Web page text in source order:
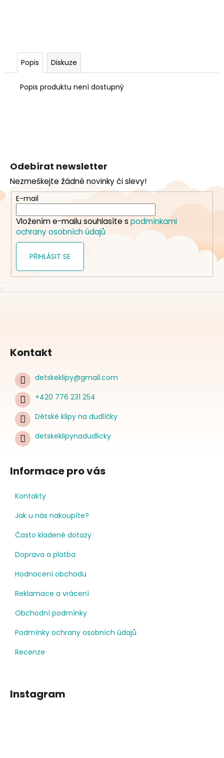
Popis Diskuze
Popis produktu není dostupný
a
t
Odebírat newsletter
Nezmeškejte žádné novinky či slevy!
E-mail
Vložením e-mailu souhlasíte s podmínkami
ochrany osobních údajů
PŘIHLÁSIT SE
Kontakt
detskeklipy@gmail.com
+420 776 231 254
Dětské klipy na dudlíčky
detskeklipynadudlicky
Informace pro vás
Kontakty
Jak u nás nakoupíte?
Často kladené dotazy
Doprava a platba
Hodnocení obchodu
Reklamace a vrácení
Obchodní podmínky
Podmínky ochrany osobních údajů
Recenze
Instagram